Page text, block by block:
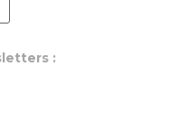
: